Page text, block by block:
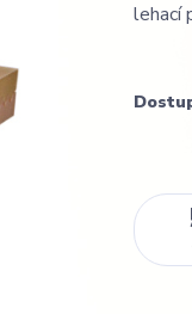
lehací